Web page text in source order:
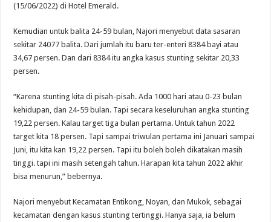
(15/06/2022) di Hotel Emerald.
Kemudian untuk balita 24-59 bulan, Najori menyebut data sasaran
sekitar 24077 balita. Dari jumlah itu baru ter-enteri 8384 bayi atau
34,67 persen. Dan dari 8384 itu angka kasus stunting sekitar 20,33
persen.
“Karena stunting kita di pisah-pisah. Ada 1000 hari atau 0-23 bulan
kehidupan, dan 24-59 bulan. Tapi secara keseluruhan angka stunting
19,22 persen. Kalau target tiga bulan pertama. Untuk tahun 2022
target kita 18 persen. Tapi sampai triwulan pertama ini Januari sampai
Juni, itu kita kan 19,22 persen. Tapi itu boleh boleh dikatakan masih
tinggi. tapi ini masih setengah tahun. Harapan kita tahun 2022 akhir
bisa menurun,” bebernya.
Najori menyebut Kecamatan Entikong, Noyan, dan Mukok, sebagai
kecamatan dengan kasus stunting tertinggi. Hanya saja, ia belum